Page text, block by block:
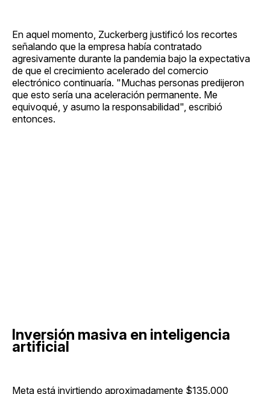
En aquel momento, Zuckerberg justificó los recortes
señalando que la empresa había contratado
agresivamente durante la pandemia bajo la expectativa
de que el crecimiento acelerado del comercio
electrónico continuaría. "Muchas personas predijeron
que esto sería una aceleración permanente. Me
equivoqué, y asumo la responsabilidad", escribió
entonces.
Inversión masiva en inteligencia
artificial
Meta está invirtiendo aproximadamente $135.000